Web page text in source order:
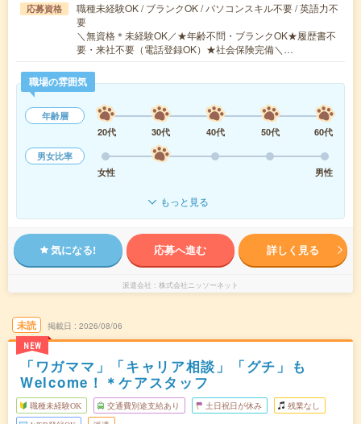
応募資格
職種未経験OK / ブランクOK / パソコンスキル不要 / 英語力不
要
＼無資格＊未経験OK／★年齢不問・ブランクOK★履歴書不
要・来社不要（電話登録OK）★社会保険完備＼…
職場の雰囲気
年齢層
20代
30代 40代 50代
60代
男女比率
女性
男性
もっと見る
気になる! 応募へ進む 詳しく見る
派遣会社 株式会社ニッソーネット
未読
NEW
掲載日 2026/08/06
「ワガママ」「キャリア相談」「グチ」も
Welcome！＊ケアスタッフ
職種未経験OK 交通費別途支給あり 土日祝日が休み 残業なし